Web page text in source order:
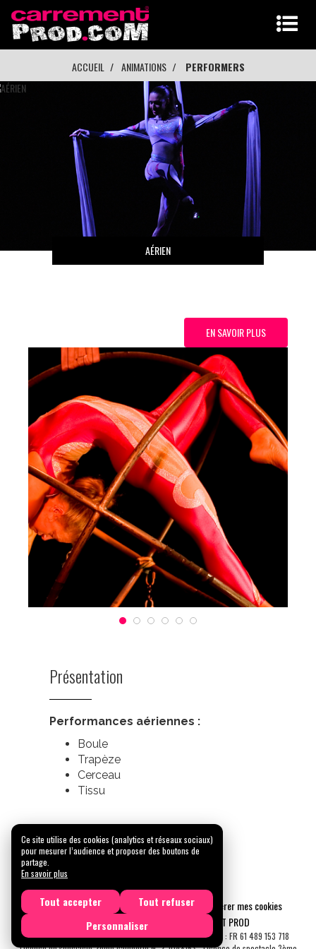
ACCUEIL ANIMATIONS PERFORMERS
AÉRIEN
EN SAVOIR PLUS
Présentation
Performances aériennes :
Boule
Trapèze
Cerceau
Tissu
Mentions légales Confidentialité
Gérer mes cookies
Tous droits réservés © 2026 |
CARREMENT PROD
N° SIRET : 489 153 718 00031 - APE : 9001 Z - N° TVA Int. : FR 61 489 153 718
Ce site utilise des cookies (analytics et réseaux sociaux)
pour mesurer l’audience et proposer des boutons de
partage.
En savoir plus
Tout accepter
Tout refuser
Personnaliser